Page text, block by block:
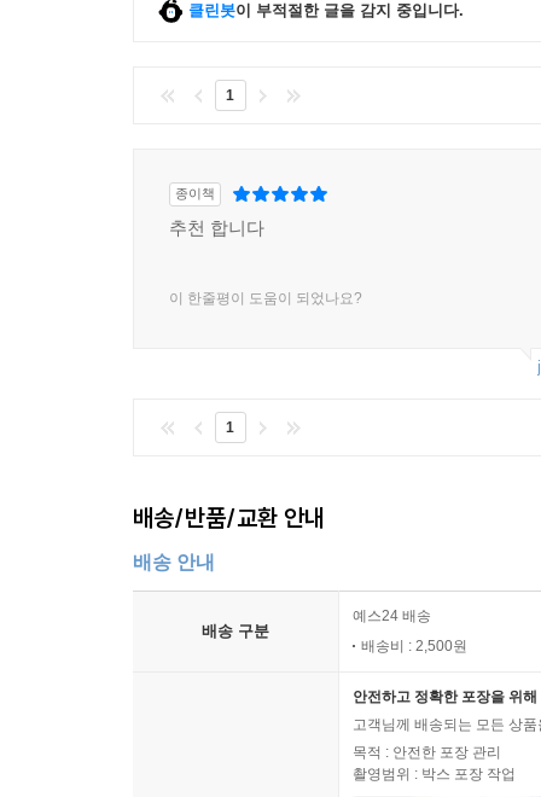
클린봇이 부적절한 글을 감지 중입니다.
1
종이책
추천 합니다
이 한줄평이 도움이 되었나요?
1
배송/반품/교환 안내
배송 안내
배송 구분
예스24 배송
배송비 : 2,500원
안전하고 정확한 포장을 위
고객님께 배송되는 모든 상
목적 : 안전한 포장 관리
촬영범위 : 박스 포장 작업